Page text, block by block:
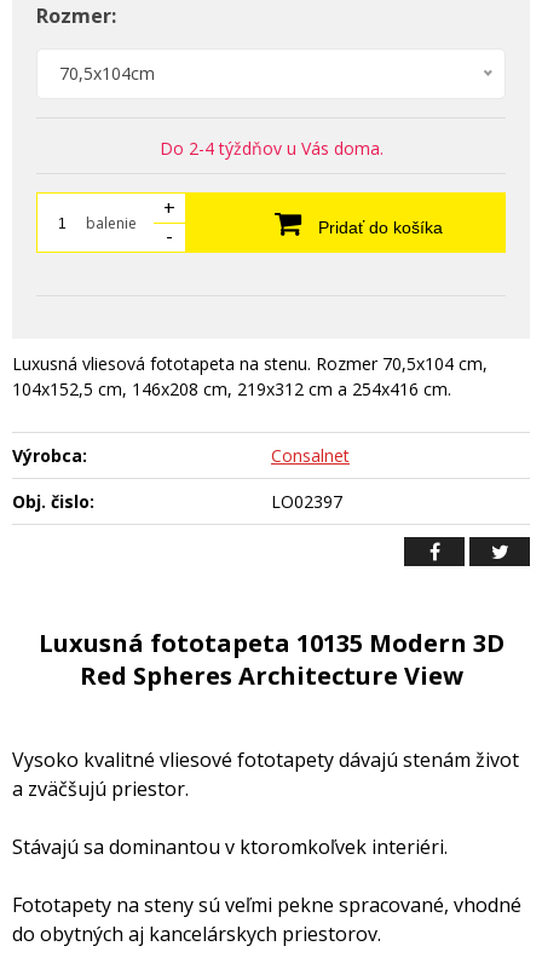
Rozmer:
70,5x104cm
Do 2-4 týždňov u Vás doma.
balenie
+
-
Pridať do košíka
Luxusná vliesová fototapeta na stenu. Rozmer 70,5x104 cm,
104x152,5 cm, 146x208 cm, 219x312 cm a 254x416 cm.
Výrobca:
Consalnet
Obj. čislo:
LO02397
Luxusná fototapeta 10135 Modern 3D
Red Spheres Architecture View
Vysoko kvalitné vliesové fototapety dávajú stenám život
a zväčšujú priestor.
Stávajú sa dominantou v ktoromkoľvek interiéri.
Fototapety na steny sú veľmi pekne spracované, vhodné
do obytných aj kancelárskych priestorov.